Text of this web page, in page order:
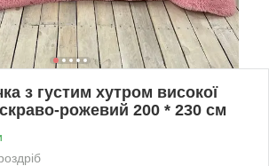
з густим хутром високої
рожевий 200 * 230 см